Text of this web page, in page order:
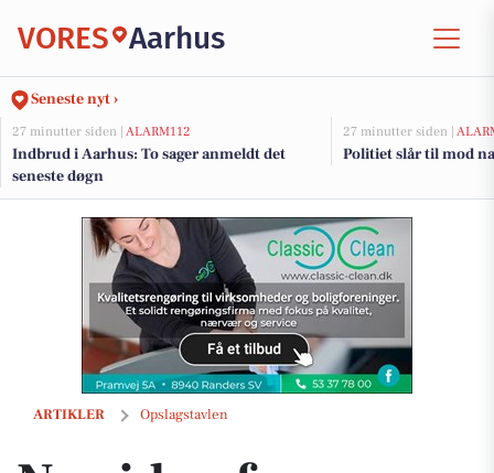
VORES Aarhus
Seneste nyt ›
27 minutter siden | ALARM112
Indbrud i Aarhus: To sager anmeldt det
seneste døgn
27 minutter siden |
Politiet slår til mod
ARTIKLER Opslagstavlen
Ny video fra Træningsklubben By Lind - Se den her